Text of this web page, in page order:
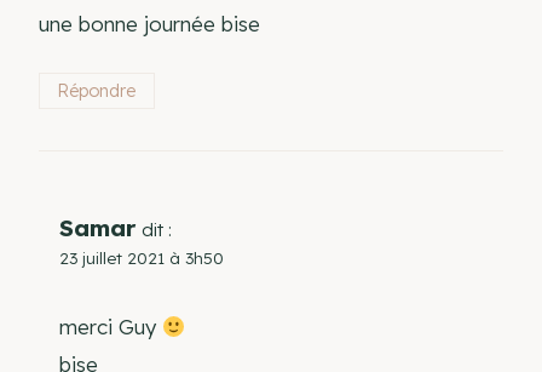
une bonne journée bise
Répondre
Samar dit :
23 juillet 2021 à 3h50
merci Guy
bise